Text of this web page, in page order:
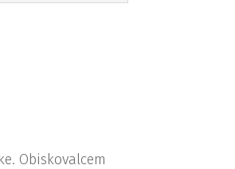
Obiskovalcem